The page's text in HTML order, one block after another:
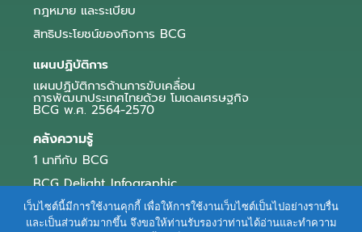
กฎหมาย และระเบียบ
สิทธิประโยชน์ของกิจการ BCG
แผนปฏิบัติการ
แผนปฏิบัติการด้านการขับเคลื่อน
การพัฒนาประเทศไทยด้วย โมเดลเศรษฐกิจ
BCG พ.ศ. 2564-2570
คลังความรู้
1 นาทีกับ BCG
BCG Delight Infographic
สื่อประชาสัมพันธ์
เว็บไซต์นี้มีการใช้งานคุกกี้ เพื่อให้การใช้งานเว็บไซต์เป็นไปอย่างราบรื่น
และเป็นส่วนตัวมากขึ้น จึงขอให้ท่านรับรองว่าท่านได้อ่านและทำความ